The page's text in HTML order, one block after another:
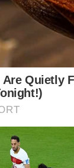
ativas